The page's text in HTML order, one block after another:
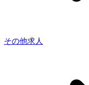
その他求人